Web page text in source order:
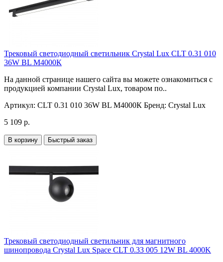
Трековый светодиодный светильник Crystal Lux CLT 0.31 010
36W BL M4000К
На данной странице нашего сайта вы можете ознакомиться с
продукцией компании Crystal Lux, товаром по..
Артикул: CLT 0.31 010 36W BL M4000К Бренд: Crystal Lux
5 109 р.
В корзину Быстрый заказ
Трековый светодиодный светильник для магнитного
шинопровода Crystal Lux Space CLT 0.33 005 12W BL 4000K